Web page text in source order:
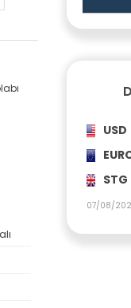
USD
STG
07/08/